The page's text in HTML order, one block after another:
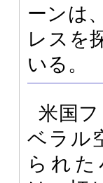
ーンは
レスを
いる。
米国
ベラル
られ